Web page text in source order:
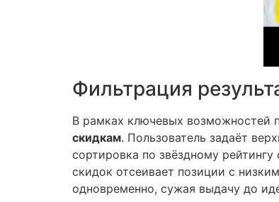
Фильтрация
В рамках ключевых возможностей
скидкам. Пользователь задаёт
сортировка по звёздному
скидок отсеивает позиции с
одновременно, сужая выдачу до